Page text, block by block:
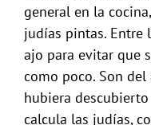
general en la
judías pintas. Entre
ajo para evitar que
como poco. Son
hubiera
calcula las judías,